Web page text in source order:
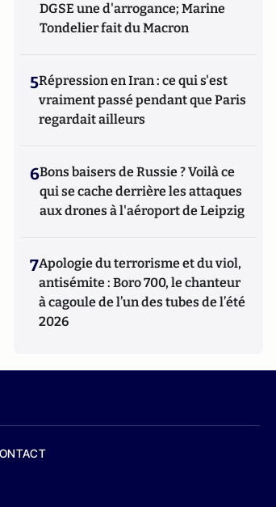
DGSE une d'arrogance; Marine
Tondelier fait du Macron
5Répression en Iran : ce qui s'est
vraiment passé pendant que Paris
regardait ailleurs
6Bons baisers de Russie ? Voilà ce
qui se cache derrière les attaques
aux drones à l'aéroport de Leipzig
7Apologie du terrorisme et du viol,
antisémite : Boro 700, le chanteur
à cagoule de l’un des tubes de l’été
2026